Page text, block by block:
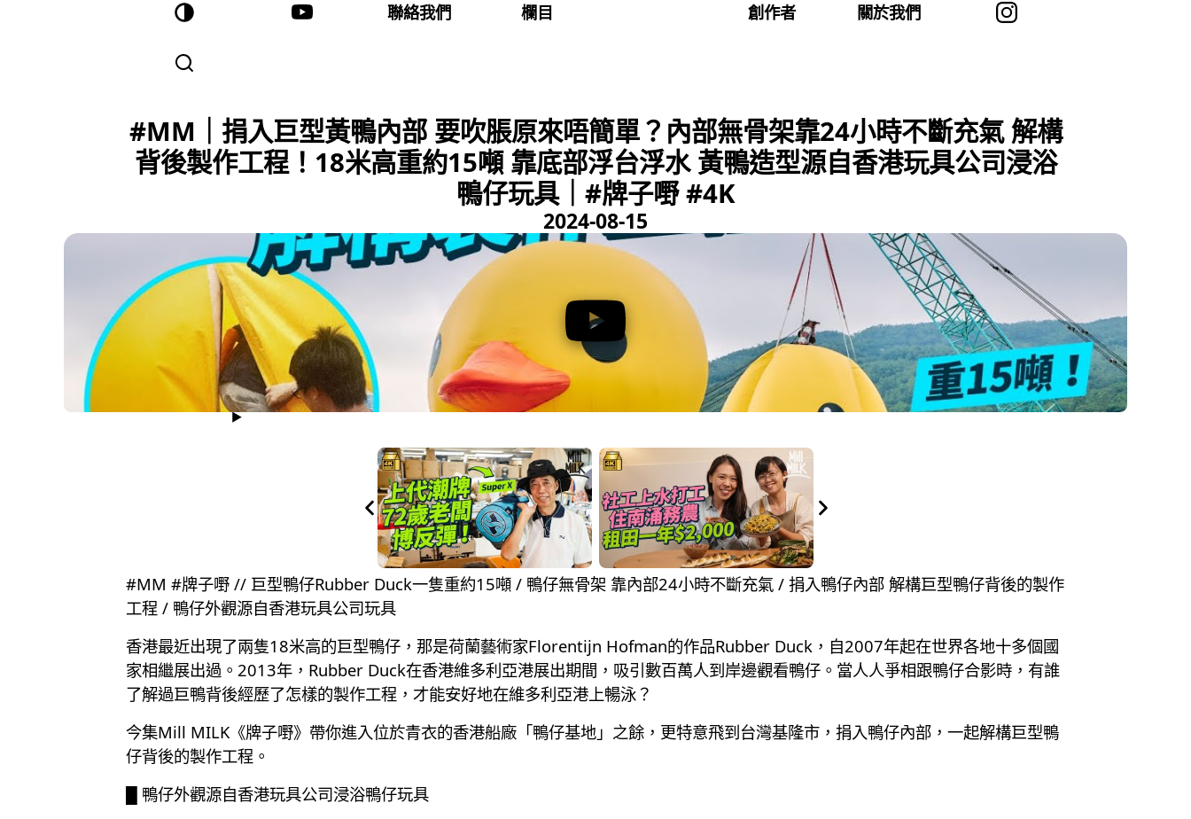
聯絡我們 欄目 創作者 關於我們
#MM｜捐入巨型黃鴨內部 要吹脹原來唔簡單？內部無骨架靠24小時不斷充氣 解構
背後製作工程！18米高重約15噸 靠底部浮台浮水 黃鴨造型源自香港玩具公司浸浴
鴨仔玩具｜#牌子嘢 #4K
2024-08-15
#MM #牌子嘢 // 巨型鴨仔Rubber Duck一隻重約15噸 / 鴨仔無骨架 靠內部24小時不斷充氣 / 捐入鴨仔內部 解構巨型鴨仔背後的製作
工程 / 鴨仔外觀源自香港玩具公司玩具
香港最近出現了兩隻18米高的巨型鴨仔，那是荷蘭藝術家Florentijn Hofman的作品Rubber Duck，自2007年起在世界各地十多個國
家相繼展出過。2013年，Rubber Duck在香港維多利亞港展出期間，吸引數百萬人到岸邊觀看鴨仔。當人人爭相跟鴨仔合影時，有誰
了解過巨鴨背後經歷了怎樣的製作工程，才能安好地在維多利亞港上暢泳？
今集Mill MILK《牌子嘢》帶你進入位於青衣的香港船廠「鴨仔基地」之餘，更特意飛到台灣基隆市，捐入鴨仔內部，一起解構巨型鴨
仔背後的製作工程。
█ 鴨仔外觀源自香港玩具公司浸浴鴨仔玩具